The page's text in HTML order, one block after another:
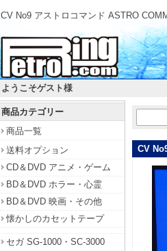
CV No9 アストロコマンド ASTRO
ようこそゲスト様
商品カテゴリー
商品一覧
送料オプション
CD＆DVD アニメ・ゲーム
BD＆DVD ホラー・心霊
BD＆DVD 映画・その他
懐かしのカセットテープ
セガ SG-1000・SC-3000
CV